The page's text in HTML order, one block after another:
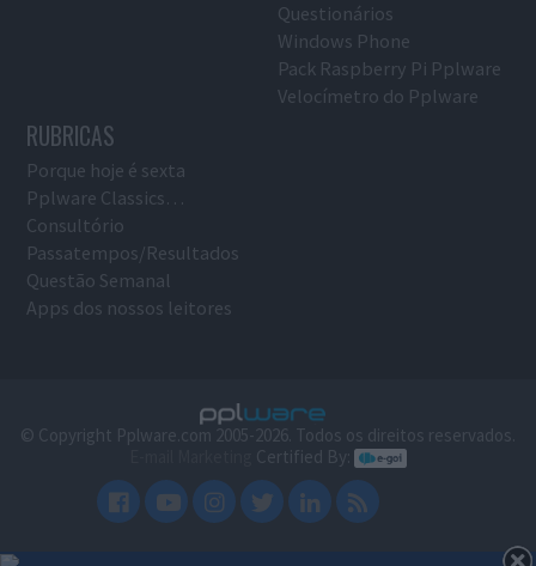
Questionários
Windows Phone
Pack Raspberry Pi Pplware
Velocímetro do Pplware
RUBRICAS
Porque hoje é sexta
Pplware Classics…
Consultório
Passatempos/Resultados
Questão Semanal
Apps dos nossos leitores
© Copyright Pplware.com 2005-2026. Todos os direitos reservados.
Certified By: